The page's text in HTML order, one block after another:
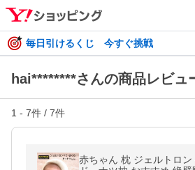
毎日引けるくじ 今すぐ挑戦
hai********さんの商品レビュ
1 - 7件 / 7件
赤ちゃん 枕 ジェルトロン